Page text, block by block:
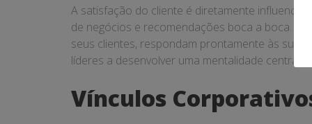
A satisfação do cliente é diretamente
de negócios e recomendações boca a boca.
seus clientes, respondam prontamente às
líderes a desenvolver uma mentalidade
Vínculos